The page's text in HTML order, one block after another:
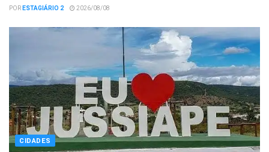
PORESTAGIÁRIO 2 2026/08/08
CIDADES